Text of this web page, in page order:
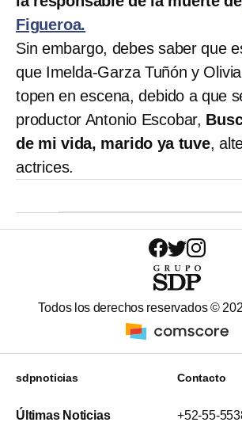
Figueroa.
Sin embargo, debes saber que
que Imelda-Garza Tuñón y
topen en escena, debido a que
productor Antonio Escobar,
de mi vida, marido ya tuve,
actrices.
Todos los derechos reservados ©
sdpnoticias
Últimas Noticias
Contacto
+52-55-